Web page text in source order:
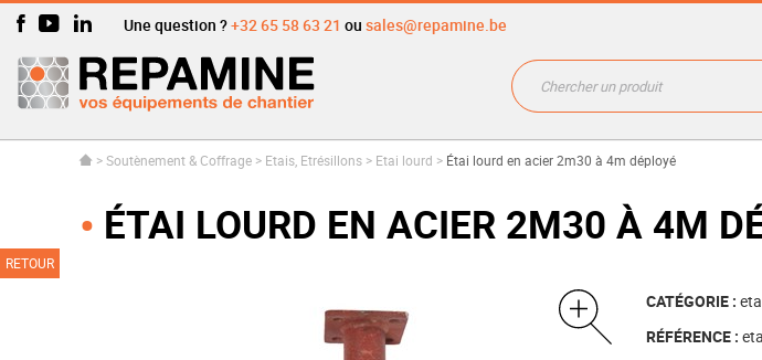
Une question ?+32 65 58 63 21 ou sales@repamine.be
>Soutènement & Coffrage > Etais, Etrésillons > Etai lourd > Étai lourd en acier 2m30 à 4m déployé
ÉTAI LOURD EN ACIER 2M30 À 4M
CATÉGORIE :
RÉFÉRENCE :
RETOUR